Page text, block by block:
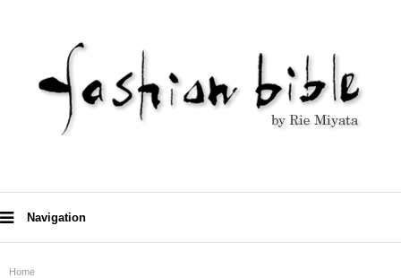
Navigation
Home